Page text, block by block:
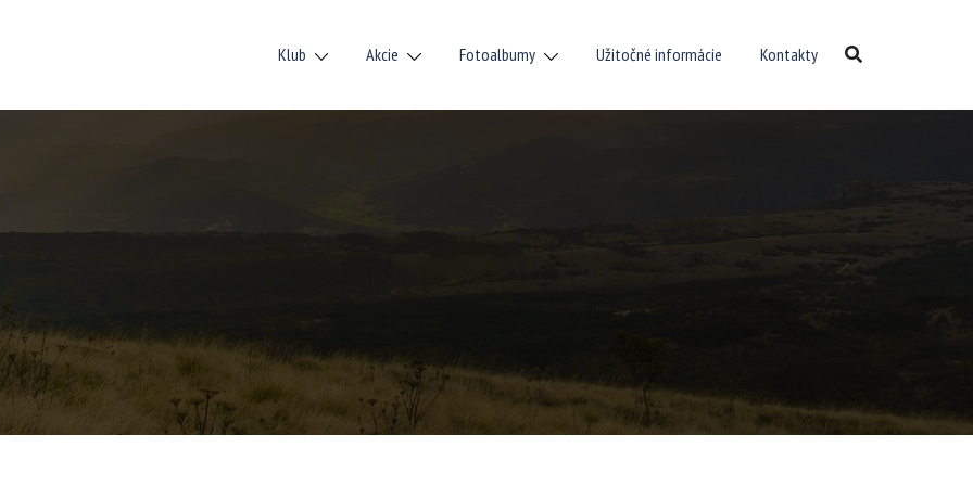
Klub Akcie Fotoalbumy Užitočné informácie Kontakty